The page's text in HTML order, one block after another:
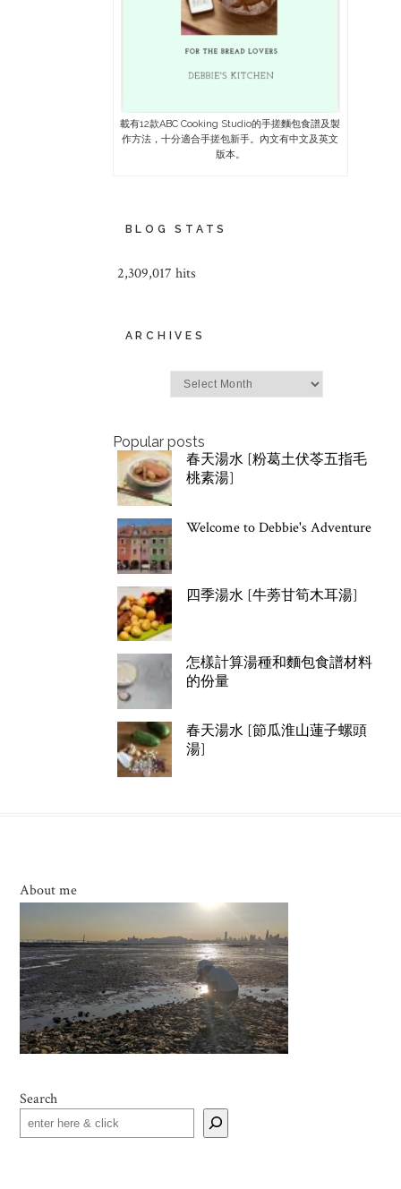
載有12款ABC Cooking Studio的手搓麵包食譜及製
作方法，十分適合手搓包新手。內文有中文及英文
版本。
BLOG STATS
2,309,017 hits
ARCHIVES
Popular posts
春天湯水 [粉葛土伏苓五指毛
桃素湯]
Welcome to Debbie's Adventure
四季湯水 [牛蒡甘筍木耳湯]
怎樣計算湯種和麵包食譜材料
的份量
春天湯水 [節瓜淮山蓮子螺頭
湯]
About me
Search